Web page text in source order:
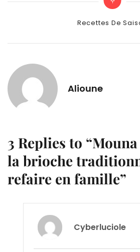
Categories
Recettes De
Alioune
3 Replies to
la brioche
refaire en famille”
Cyberluciole